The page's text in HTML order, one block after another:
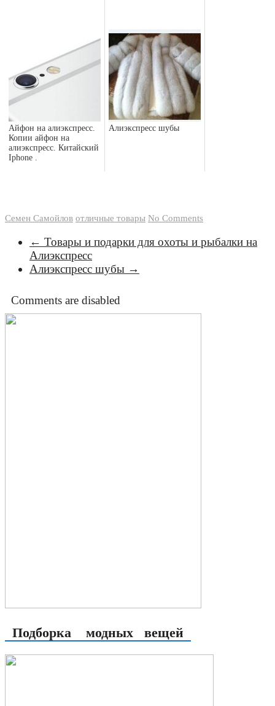
Айфон на алиэкспресс.
Копии айфон на
алиэкспресс. Китайский
Iphone .
Алиэкспресс шубы
Семен Самойлов отличные товары No Comments
← Товары и подарки для охоты и рыбалки на
Алиэкспресс
Алиэкспресс шубы →
Comments are disabled
Подборка модных вещей